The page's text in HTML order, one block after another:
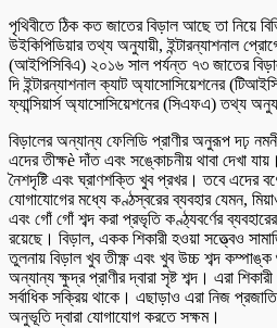
পৃথিবীতে ঠিক কত জাতের বিড়াল আছে তা নিয়ে
উইকিপিডিয়ার তথ্য অনুযায়ী, ইন্টারন্যাশনাল
(আইপিসিবিএ) ২০১৬ সাল পর্যন্ত ৭৩ জাতের
দি ইন্টারন্যাশনাল ক্যাট অ্যাসোসিয়েশনের
ফ্যান্সিয়ার্স অ্যাসোসিয়েশনের (সিএফএ) তথ্য
বিড়ালের অন্যান্য ফেলিডি প্রাণীর অনুরূপ দঢ়
এদের তীক্ষè দাঁত এবং সঙ্কোচনীয় থাবা দেখা
নৈশদৃষ্টি এবং ঘ্রাণশক্তি খুব প্রখর। তবে এদের
যোগাযোগের মধ্যে কণ্ঠস্বরের ব্যবহার যেমন,
এবং গোঁ গোঁ শব্দ করা প্রভৃতি কণ্ঠ্যবর্ণের ব্যবহারের
রয়েছে। বিড়াল, একক শিকারী হওয়া সত্ত্বেও
তুলনায় বিড়াল খুব তীক্ষ্ণ এবং খুব উচ্চ শব্দ
অন্যান্য ক্ষুদ্র প্রাণীর দ্বারা সৃষ্ট শব্দ। এরা
সর্বাধিক সক্রিয় থাকে। এছাড়াও এরা নিজ
অনুভূতি দ্বারা যোগাযোগ করতে সক্ষম।